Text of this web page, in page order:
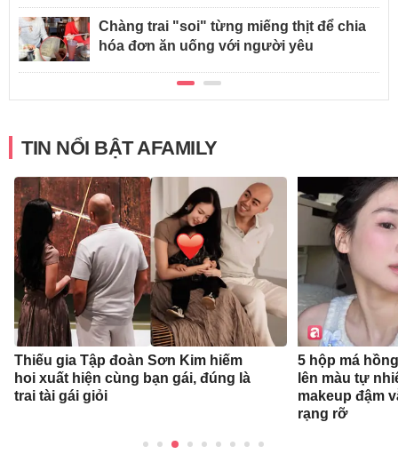
Chàng trai "soi" từng miếng thịt để chia
hóa đơn ăn uống với người yêu
TIN NỔI BẬT AFAMILY
Thiếu gia Tập đoàn Sơn Kim hiếm
hoi xuất hiện cùng bạn gái, đúng là
trai tài gái giỏi
5 hộp má
lên màu tự
makeup đậm
rạng rỡ